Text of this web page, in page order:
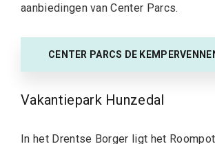
aanbiedingen van Center Parcs.
CENTER PARCS DE
Vakantiepark Hunzedal
In het Drentse Borger ligt het